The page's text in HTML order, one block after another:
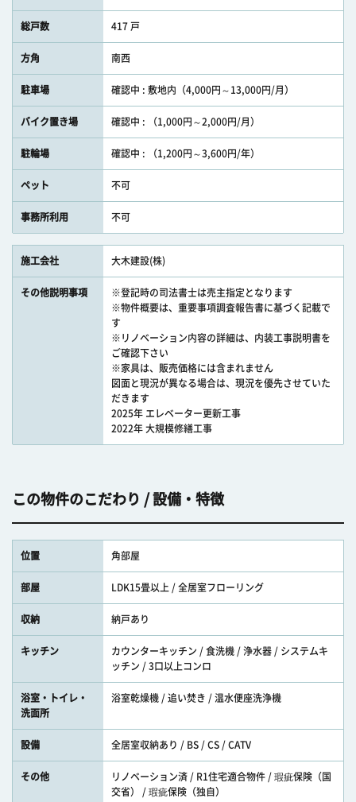
総戸数 417 戸
方角 南西
駐車場 確認中 : 敷地内（4,000円～13,000円/月）
バイク置き場 確認中 : （1,000円～2,000円/月）
駐輪場 確認中 : （1,200円～3,600円/年）
ペット 不可
事務所利用 不可
施工会社 大木建設(株)
その他説明事項
※登記時の司法書士は売主指定となります
※物件概要は、重要事項調査報告書に基づく記載で
す
※リノベーション内容の詳細は、内装工事説明書を
ご確認下さい
※家具は、販売価格には含まれません
図面と現況が異なる場合は、現況を優先させていた
だきます
2025年 エレベーター更新工事
2022年 大規模修繕工事
この物件のこだわり / 設備・特徴
位置 角部屋
部屋 LDK15畳以上 / 全居室フローリング
収納 納戸あり
キッチン
カウンターキッチン / 食洗機 / 浄水器 / システムキ
ッチン / 3口以上コンロ
浴室・トイレ・
洗面所
浴室乾燥機 / 追い焚き / 温水便座洗浄機
設備 全居室収納あり / BS / CS / CATV
その他
リノベーション済 / R1住宅適合物件 / 瑕疵保険（国
交省） / 瑕疵保険（独自）